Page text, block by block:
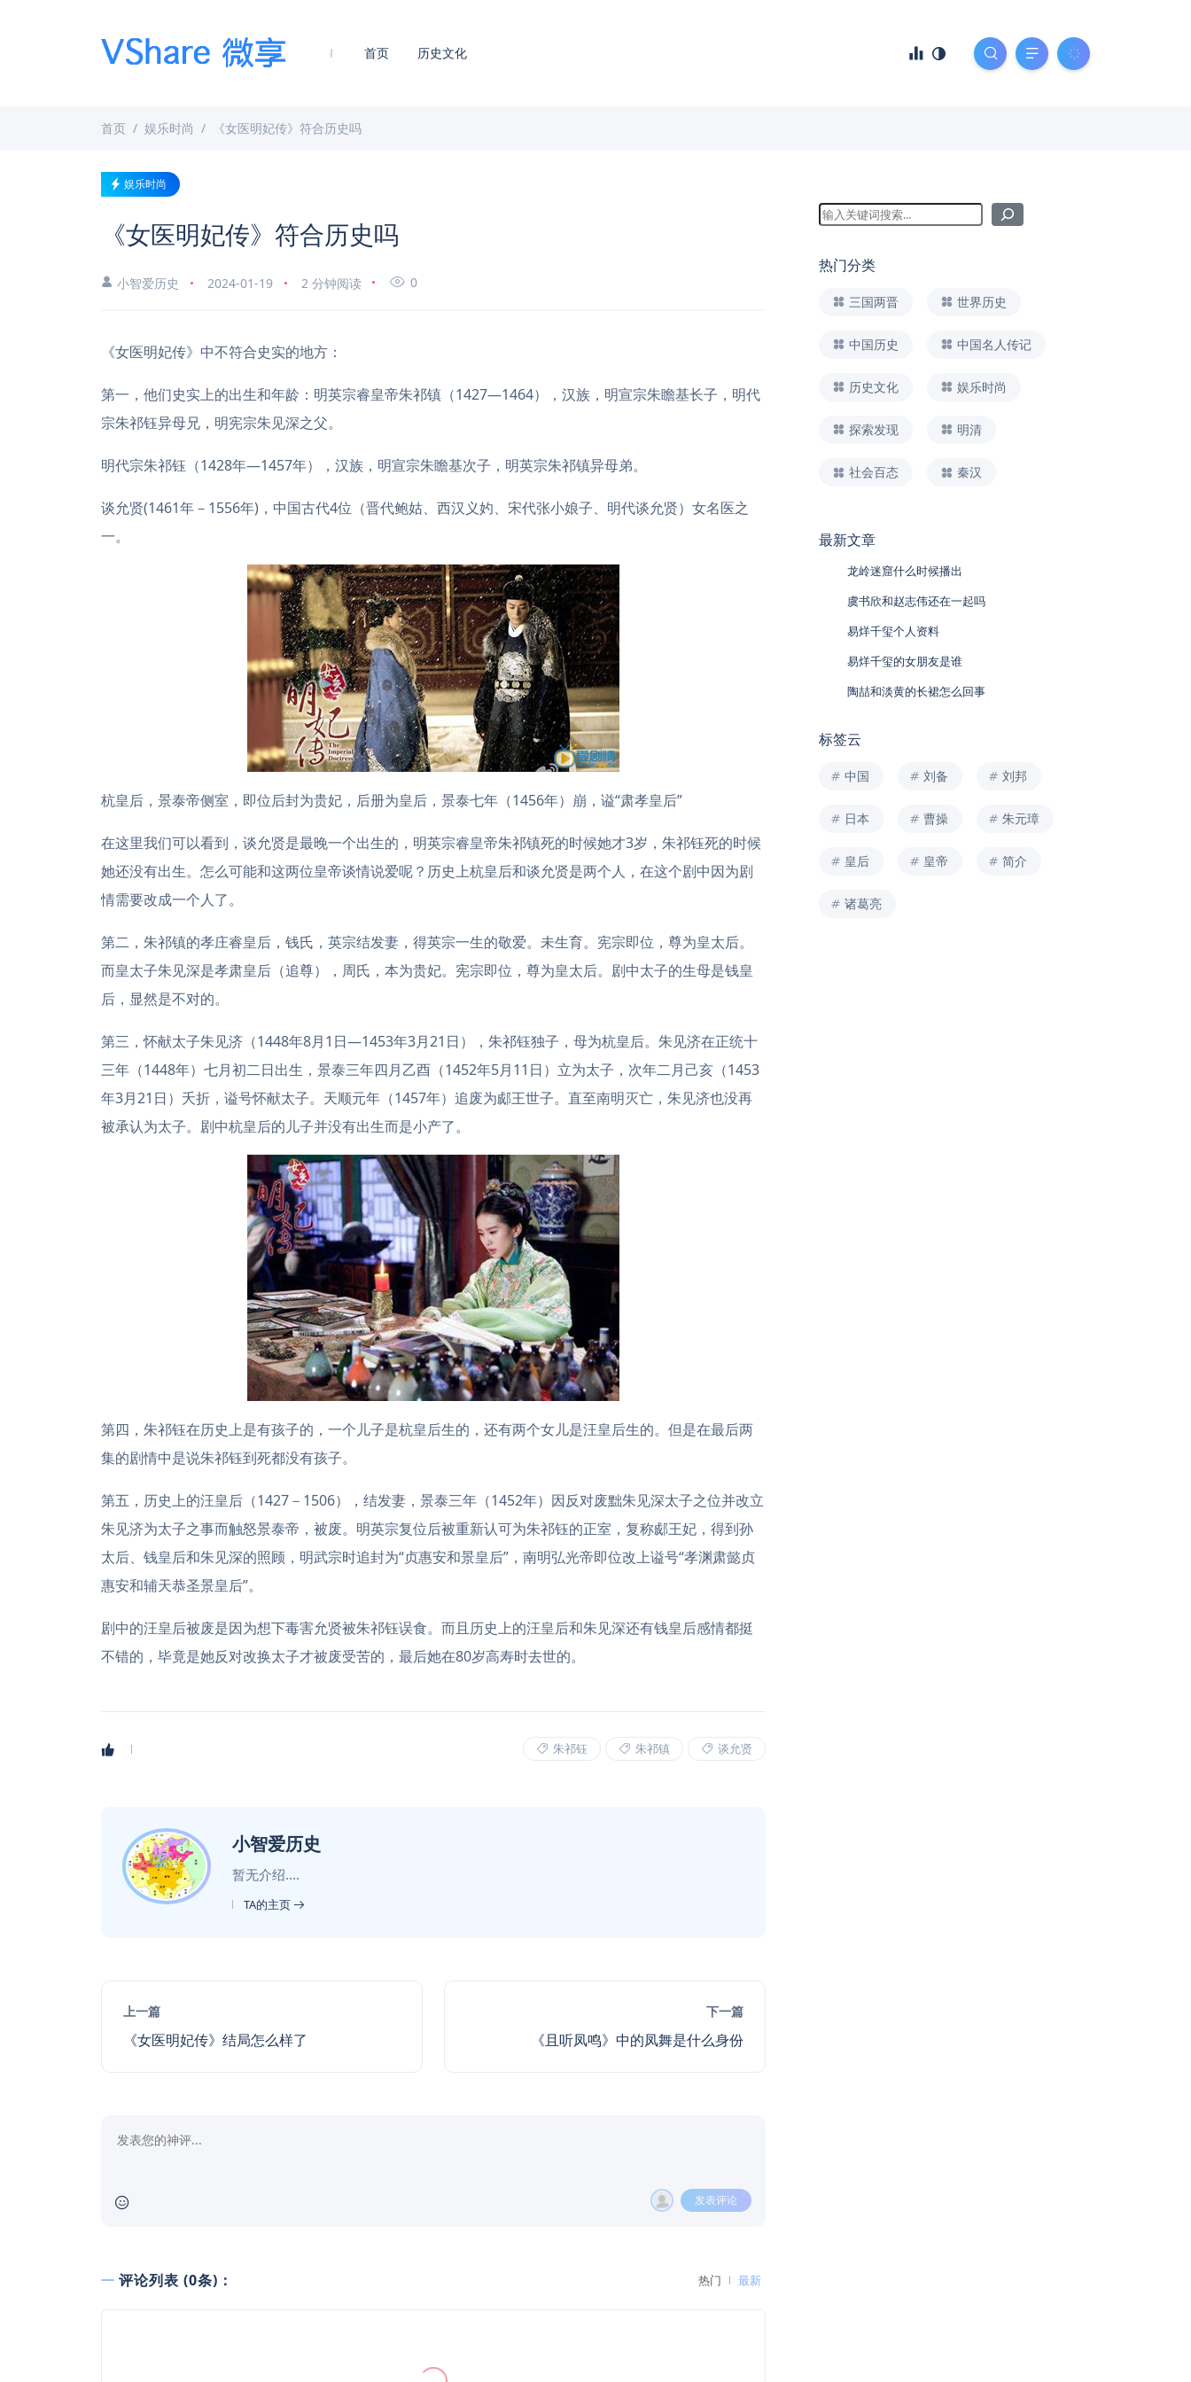
首页 历史文化
首页 娱乐时尚 《女医明妃传》符合历史吗
娱乐时尚
《女医明妃传》符合历史吗
小智爱历史 2024-01-19 2 分钟阅读 0
《女医明妃传》中不符合史实的地方：
第一，他们史实上的出生和年龄：明英宗睿皇帝朱祁镇（1427—1464），汉族，明宣宗朱瞻基长子，明代
宗朱祁钰异母兄，明宪宗朱见深之父。
明代宗朱祁钰（1428年—1457年），汉族，明宣宗朱瞻基次子，明英宗朱祁镇异母弟。
谈允贤(1461年－1556年)，中国古代4位（晋代鲍姑、西汉义妁、宋代张小娘子、明代谈允贤）女名医之
一。
杭皇后，景泰帝侧室，即位后封为贵妃，后册为皇后，景泰七年（1456年）崩，谥“肃孝皇后”
在这里我们可以看到，谈允贤是最晚一个出生的，明英宗睿皇帝朱祁镇死的时候她才3岁，朱祁钰死的时候
她还没有出生。怎么可能和这两位皇帝谈情说爱呢？历史上杭皇后和谈允贤是两个人，在这个剧中因为剧
情需要改成一个人了。
第二，朱祁镇的孝庄睿皇后，钱氏，英宗结发妻，得英宗一生的敬爱。未生育。宪宗即位，尊为皇太后。
而皇太子朱见深是孝肃皇后（追尊），周氏，本为贵妃。宪宗即位，尊为皇太后。剧中太子的生母是钱皇
后，显然是不对的。
第三，怀献太子朱见济（1448年8月1日—1453年3月21日），朱祁钰独子，母为杭皇后。朱见济在正统十
三年（1448年）七月初二日出生，景泰三年四月乙酉（1452年5月11日）立为太子，次年二月己亥（1453
年3月21日）夭折，谥号怀献太子。天顺元年（1457年）追废为郕王世子。直至南明灭亡，朱见济也没再
被承认为太子。剧中杭皇后的儿子并没有出生而是小产了。
第四，朱祁钰在历史上是有孩子的，一个儿子是杭皇后生的，还有两个女儿是汪皇后生的。但是在最后两
集的剧情中是说朱祁钰到死都没有孩子。
第五，历史上的汪皇后（1427－1506），结发妻，景泰三年（1452年）因反对废黜朱见深太子之位并改立
朱见济为太子之事而触怒景泰帝，被废。明英宗复位后被重新认可为朱祁钰的正室，复称郕王妃，得到孙
太后、钱皇后和朱见深的照顾，明武宗时追封为“贞惠安和景皇后”，南明弘光帝即位改上谥号“孝渊肃懿贞
惠安和辅天恭圣景皇后”。
剧中的汪皇后被废是因为想下毒害允贤被朱祁钰误食。而且历史上的汪皇后和朱见深还有钱皇后感情都挺
不错的，毕竟是她反对改换太子才被废受苦的，最后她在80岁高寿时去世的。
朱祁钰 朱祁镇 谈允贤
小智爱历史
暂无介绍....
TA的主页
上一篇
《女医明妃传》结局怎么样了
下一篇
《且听凤鸣》中的凤舞是什么身份
发表评论
评论列表 (0条)： 热门 最新
热门分类
三国两晋 世界历史
中国历史 中国名人传记
历史文化 娱乐时尚
探索发现 明清
社会百态 秦汉
最新文章
龙岭迷窟什么时候播出
虞书欣和赵志伟还在一起吗
易烊千玺个人资料
易烊千玺的女朋友是谁
陶喆和淡黄的长裙怎么回事
标签云
中国 刘备 刘邦
日本 曹操 朱元璋
皇后 皇帝 简介
诸葛亮